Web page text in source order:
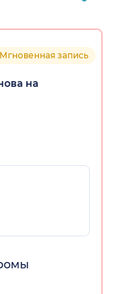
Мгновенная запись
на